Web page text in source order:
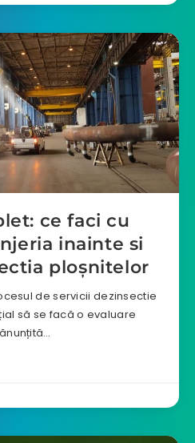
ce faci cu
inainte si
ploșnitelor
de servicii dezinsectie
să se facă o evaluare